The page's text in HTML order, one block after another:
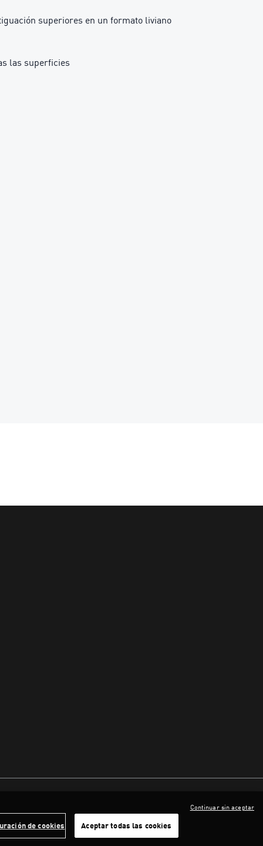
superiores en un formato liviano
las superficies
de cookies Aceptar todas las cookies
Continuar sin aceptar